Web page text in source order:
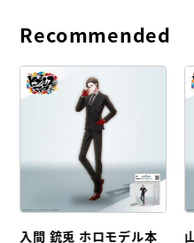
Recommended
入間 銃兎 ホロモデル本